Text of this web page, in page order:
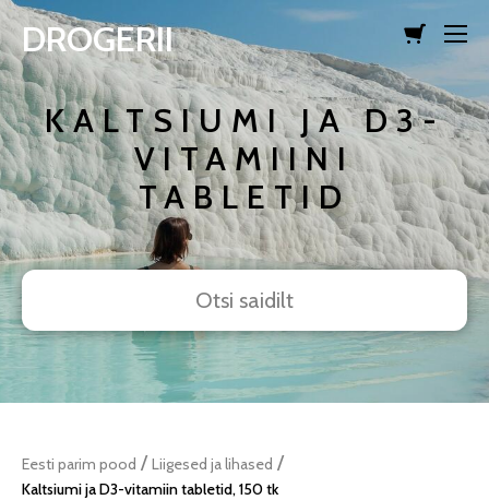
lisati ostukorvi. Vaata ostukorvi
DROGERII
KALTSIUMI JA D3-
VITAMIINI
TABLETID
Eesti parim pood / Liigesed ja lihased /
Kaltsiumi ja D3-vitamiin tabletid, 150 tk